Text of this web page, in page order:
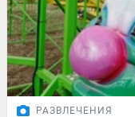
РАЗВЛЕЧЕНИЯ